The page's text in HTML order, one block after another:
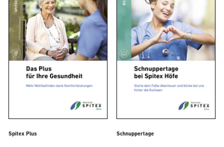
Spitex Plus Schnuppertage